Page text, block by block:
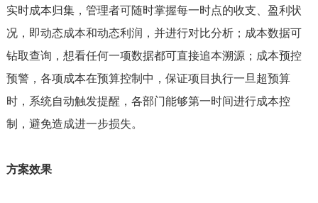
实时成本归集，管理者可随时掌握每一时点的收支、盈利状
况，即动态成本和动态利润，并进行对比分析；成本数据可
钻取查询，想看任何一项数据都可直接追本溯源；成本预控
预警，各项成本在预算控制中，保证项目执行一旦超预算
时，系统自动触发提醒，各部门能够第一时间进行成本控
制，避免造成进一步损失。
方案效果